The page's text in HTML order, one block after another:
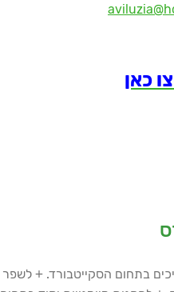
כאן
בתחום הסקייטבורד. + לשפר